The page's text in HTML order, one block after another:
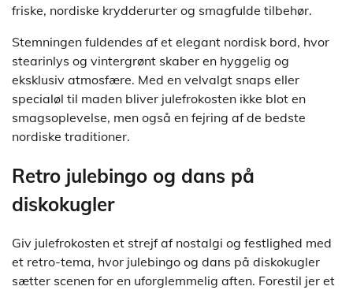
friske, nordiske krydderurter og smagfulde tilbehør.
Stemningen fuldendes af et elegant nordisk bord, hvor
stearinlys og vintergrønt skaber en hyggelig og
eksklusiv atmosfære. Med en velvalgt snaps eller
specialøl til maden bliver julefrokosten ikke blot en
smagsoplevelse, men også en fejring af de bedste
nordiske traditioner.
Retro julebingo og dans på
diskokugler
Giv julefrokosten et strejf af nostalgi og festlighed med
et retro-tema, hvor julebingo og dans på diskokugler
sætter scenen for en uforglemmelig aften. Forestil jer et